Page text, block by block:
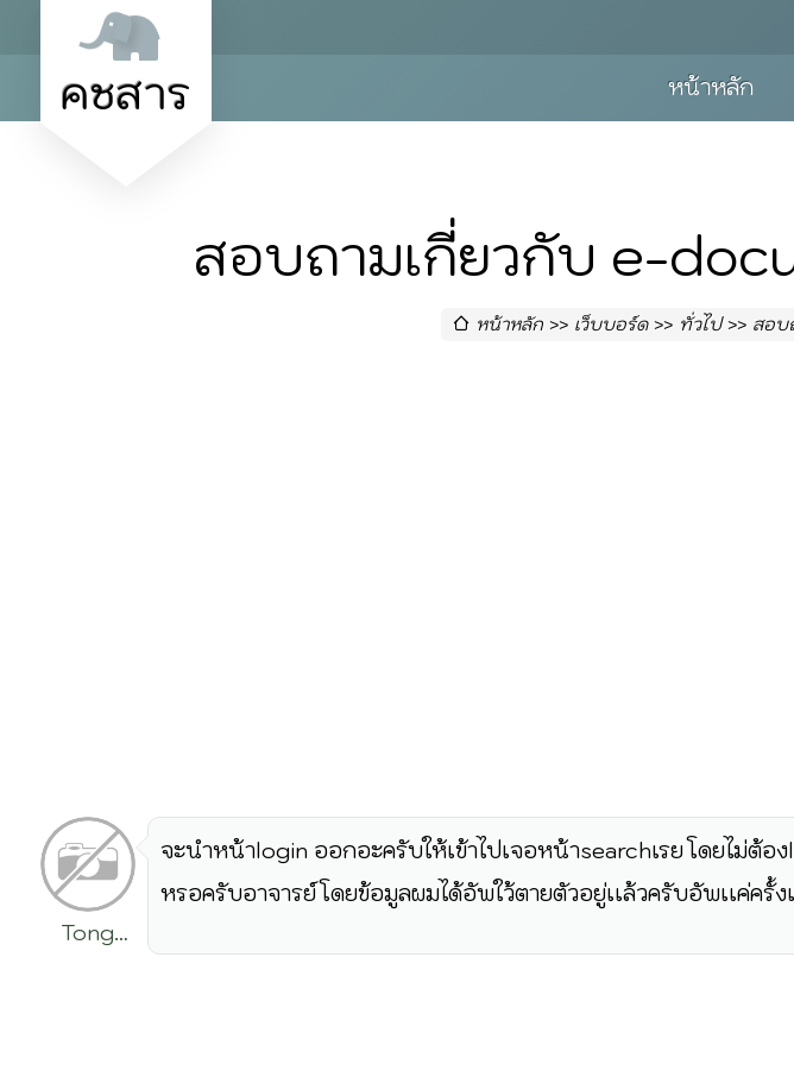
คชสาร หน้าหลัก
สอบถามเกี่ยวกับ e-
หน้าหลัก เว็บบอร์ด ทั่วไป สอบ
Tong
จะนำหน้าlogin ออกอะครับให้เข้าไปเจอหน้าsearchเรย โดยไม่ต้อ
หรอครับอาจารย์ โดยข้อมูลผมได้อัพใว้ตายตัวอยู่เเล้วครับอัพเเค่ครั้